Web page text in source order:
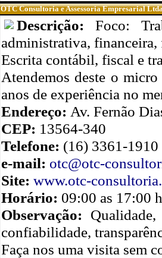
OTC Consultoria e Assessoria Empresarial
Descrição:Foco:
administrativa,
Escrita contábil, fiscal e
Atendemos deste o
anos de experiência no
Endereço: Av. Fernão
CEP: 13564-340
Telefone: (16) 3361-
e-mail: otc@otc-
Site: www.otc-
Horário: 09:00 as 17:00
Observação:
confiabilidade,
Faça nos uma visita sem